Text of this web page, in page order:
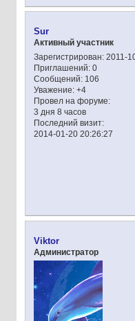
Sur
Активный участник
Зарегистрирован: 2011-
Приглашений:0
Сообщений:106
Уважение: +4
Провел на форуме:
3 дня 8 часов
Последний визит:
2014-01-20 20:26:27
Viktor
Администратор